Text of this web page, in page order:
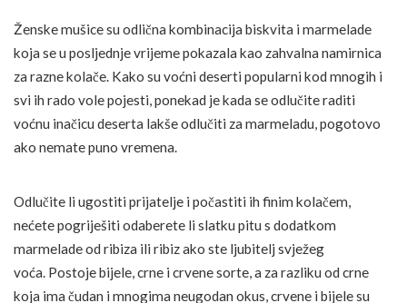
Ženske mušice su odlična kombinacija biskvita i marmelade
koja se u posljednje vrijeme pokazala kao zahvalna namirnica
za razne kolače. Kako su voćni deserti popularni kod mnogih i
svi ih rado vole pojesti, ponekad je kada se odlučite raditi
voćnu inačicu deserta lakše odlučiti za marmeladu, pogotovo
ako nemate puno vremena.
Odlučite li ugostiti prijatelje i počastiti ih finim kolačem,
nećete pogriješiti odaberete li slatku pitu s dodatkom
marmelade od ribiza ili ribiz ako ste ljubitelj svježeg
voća. Postoje bijele, crne i crvene sorte, a za razliku od crne
koja ima čudan i mnogima neugodan okus, crvene i bijele su